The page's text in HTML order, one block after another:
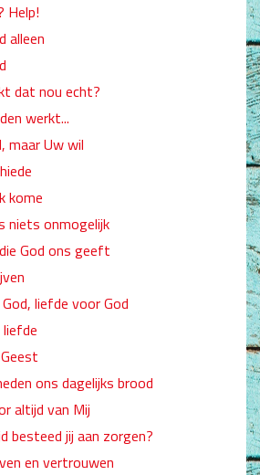
Leiderschap
Help!
alleen
dat nou echt?
werkt...
maar Uw wil
kome
niets onmogelijk
God ons geeft
liefde voor God
liefde
ons dagelijks brood
altijd van Mij
besteed jij aan zorgen?
en vertrouwen